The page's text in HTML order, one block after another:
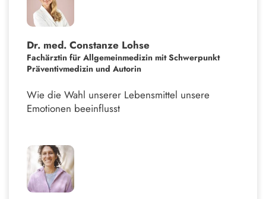
Dr. med. Constanze Lohse
Fachärztin für Allgemeinmedizin mit Schwerpunkt
Präventivmedizin und Autorin
Wie die Wahl unserer Lebensmittel unsere
Emotionen beeinflusst